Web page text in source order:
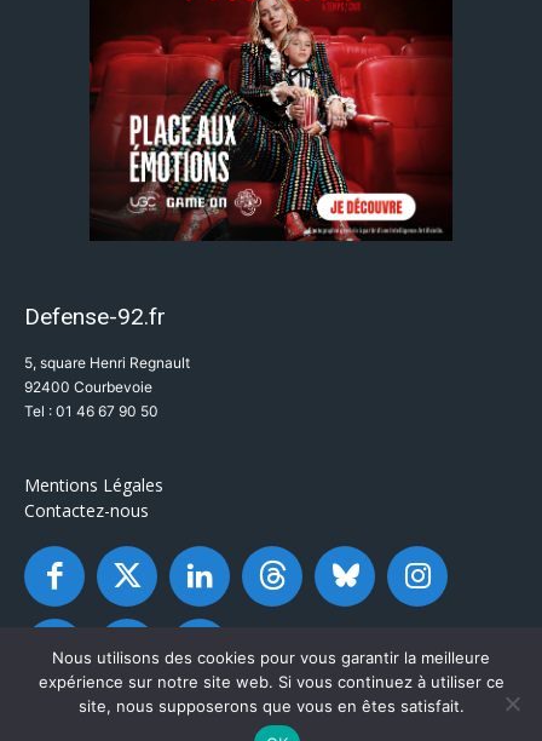
Defense-92.fr
5, square Henri Regnault
92400 Courbevoie
Tel : 01 46 67 90 50
Mentions Légales
Contactez-nous
Nous utilisons des cookies pour vous garantir la meilleure
expérience sur notre site web. Si vous continuez à utiliser ce
site, nous supposerons que vous en êtes satisfait.